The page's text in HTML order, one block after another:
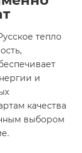
тепло
и
качества
выбором